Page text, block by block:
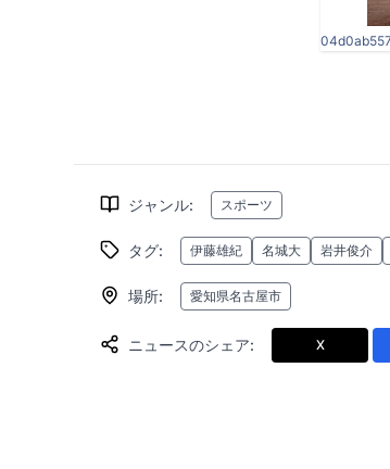
ジャンル: スポーツ
タグ: 伊藤雄紀 名城大 岩井俊介
場所: 愛知県名古屋市
ニュースのシェア: X